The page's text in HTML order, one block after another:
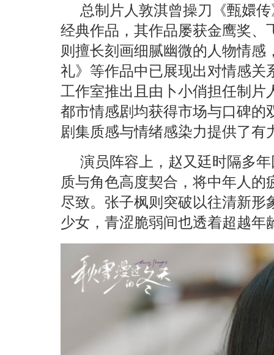
总制片人敦淇曾操刀《甄嬛
经典作品，其作品屡获金鹰奖、
则擅长刻画细腻幽微的人物情
礼》等作品中已展现出对情感关
工作室推出且由卜小俏担任制片
都市情感剧均获得市场与口碑的
剧集质感与情绪感染力提供了有
演员阵容上，赵又廷时隔多
质与角色高度契合，将中年人
尽致。张子枫则突破以往清新形
少女，青涩脆弱间也透着超越年